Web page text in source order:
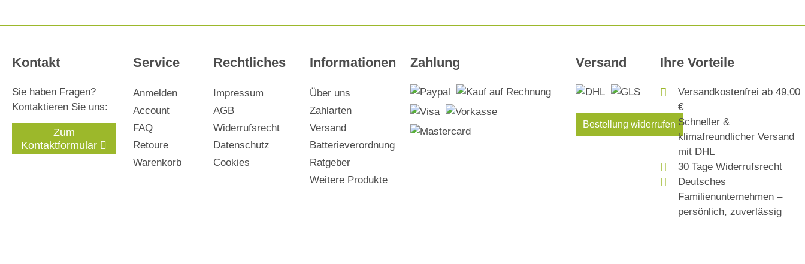
Kontakt
Sie haben Fragen?
Kontaktieren Sie uns:
Zum
Kontaktformular
Service
Anmelden
Account
FAQ
Retoure
Warenkorb
Rechtliches
Impressum
AGB
Widerrufsrecht
Datenschutz
Cookies
Informationen
Über uns
Zahlarten
Versand
Batterieverordnung
Ratgeber
Weitere Produkte
Zahlung Versand
Bestellung widerrufen
Ihre Vorteile
Versandkostenfrei ab 49,00
€
Schneller &
klimafreundlicher Versand
mit DHL
30 Tage Widerrufsrecht
Deutsches
Familienunternehmen –
persönlich, zuverlässig